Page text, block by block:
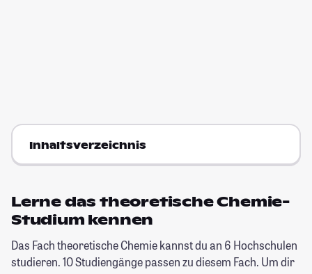
Inhaltsverzeichnis
Lerne das theoretische Chemie-
Studium kennen
Das Fach theoretische Chemie kannst du an 6 Hochschulen
studieren. 10 Studiengänge passen zu diesem Fach. Um dir